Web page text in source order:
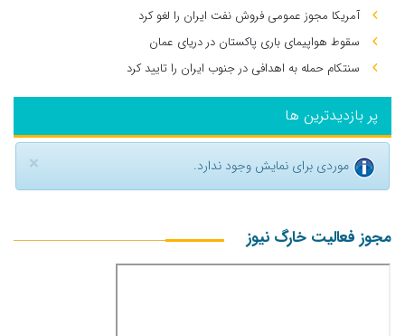
آمریکا مجوز عمومی فروش نفت ایران را لغو کرد
سقوط هواپیمای باری پاکستان در دریای عمان
سنتکام حمله به اهدافی در جنوب ایران را تایید کرد
پر بازدیدترین ها
× موردی برای نمایش وجود ندارد.
مجوز فعالیت خارگ نیوز